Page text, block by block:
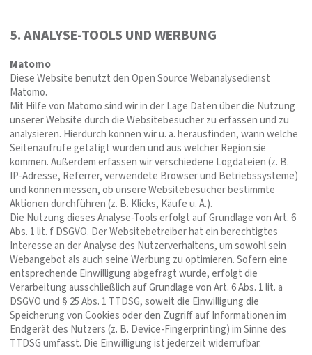
5. ANALYSE-TOOLS UND WERBUNG
Matomo
Diese Website benutzt den Open Source Webanalysedienst
Matomo.
Mit Hilfe von Matomo sind wir in der Lage Daten über die Nutzung
unserer Website durch die Websitebesucher zu erfassen und zu
analysieren. Hierdurch können wir u. a. herausfinden, wann welche
Seitenaufrufe getätigt wurden und aus welcher Region sie
kommen. Außerdem erfassen wir verschiedene Logdateien (z. B.
IP-Adresse, Referrer, verwendete Browser und Betriebssysteme)
und können messen, ob unsere Websitebesucher bestimmte
Aktionen durchführen (z. B. Klicks, Käufe u. Ä.).
Die Nutzung dieses Analyse-Tools erfolgt auf Grundlage von Art. 6
Abs. 1 lit. f DSGVO. Der Websitebetreiber hat ein berechtigtes
Interesse an der Analyse des Nutzerverhaltens, um sowohl sein
Webangebot als auch seine Werbung zu optimieren. Sofern eine
entsprechende Einwilligung abgefragt wurde, erfolgt die
Verarbeitung ausschließlich auf Grundlage von Art. 6 Abs. 1 lit. a
DSGVO und § 25 Abs. 1 TTDSG, soweit die Einwilligung die
Speicherung von Cookies oder den Zugriff auf Informationen im
Endgerät des Nutzers (z. B. Device-Fingerprinting) im Sinne des
TTDSG umfasst. Die Einwilligung ist jederzeit widerrufbar.